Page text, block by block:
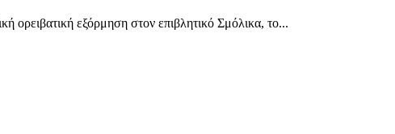
εξόρμηση στον επιβλητικό Σμόλικα, το...